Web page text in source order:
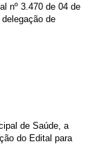
nº 3.470 de 04 de
de
de Saúde, a
do Edital para